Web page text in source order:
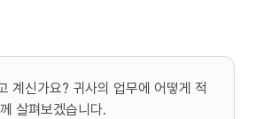
계신가요? 귀사의 업무에 어떻게 적
살펴보겠습니다.